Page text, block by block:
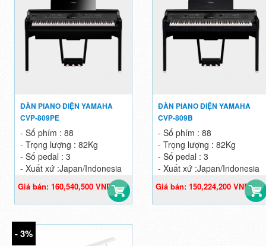
ĐÀN PIANO ĐIỆN YAMAHA
CVP-809PE
- Số phím : 88
- Trọng lượng : 82Kg
- Số pedal : 3
- Xuất xứ :Japan/Indonesia
Giá gốc: 168,990,000 VND
Giá bán: 160,540,500 VND
ĐÀN PIANO ĐIỆN YAMAHA
CVP-809B
- Số phím : 88
- Trọng lượng : 82Kg
- Số pedal : 3
- Xuất xứ :Japan/Indonesia
Giá gốc: 153,290,000 VND
Giá bán: 150,224,200 VND
- 3%